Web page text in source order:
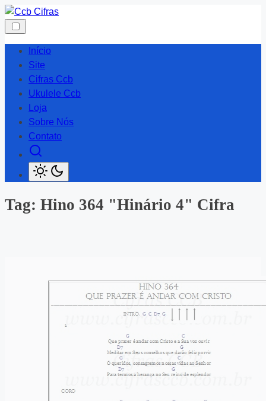
Skip
Início
Site
Cifras Ccb
Ukulele Ccb
Loja
Sobre Nós
Contato
Tag: Hino 364 "Hinário 4" Cifra